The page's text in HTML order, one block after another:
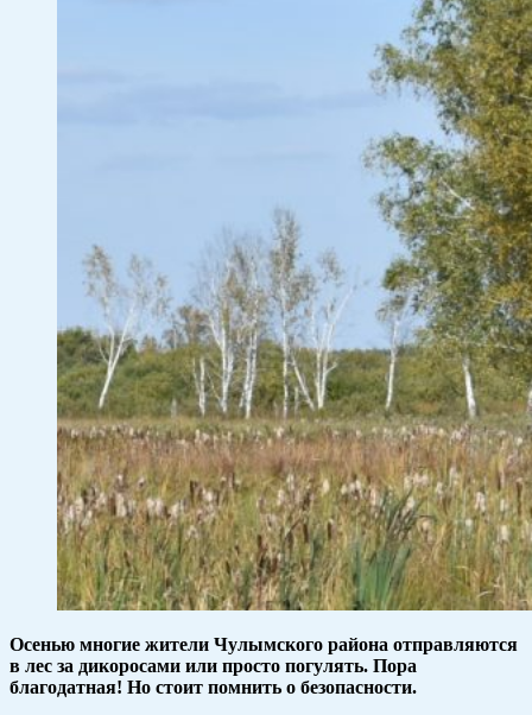
Осенью многие жители Чулымского района отправляются
в лес за дикоросами или просто погулять. Пора
благодатная! Но стоит помнить о безопасности.